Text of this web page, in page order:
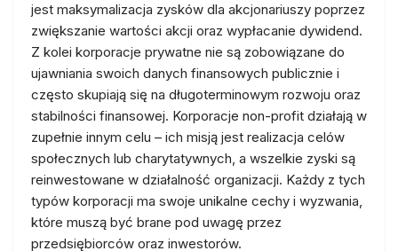
jest maksymalizacja zysków dla akcjonariuszy poprzez
zwiększanie wartości akcji oraz wypłacanie dywidend.
Z kolei korporacje prywatne nie są zobowiązane do
ujawniania swoich danych finansowych publicznie i
często skupiają się na długoterminowym rozwoju oraz
stabilności finansowej. Korporacje non-profit działają w
zupełnie innym celu – ich misją jest realizacja celów
społecznych lub charytatywnych, a wszelkie zyski są
reinwestowane w działalność organizacji. Każdy z tych
typów korporacji ma swoje unikalne cechy i wyzwania,
które muszą być brane pod uwagę przez
przedsiębiorców oraz inwestorów.